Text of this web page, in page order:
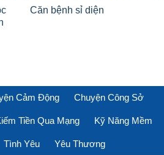
Căn bệnh sỉ diện
Cảm Động Chuyện Công Sở
Tiền Qua Mạng Kỹ Năng Mềm
Tình Yêu Yêu Thương